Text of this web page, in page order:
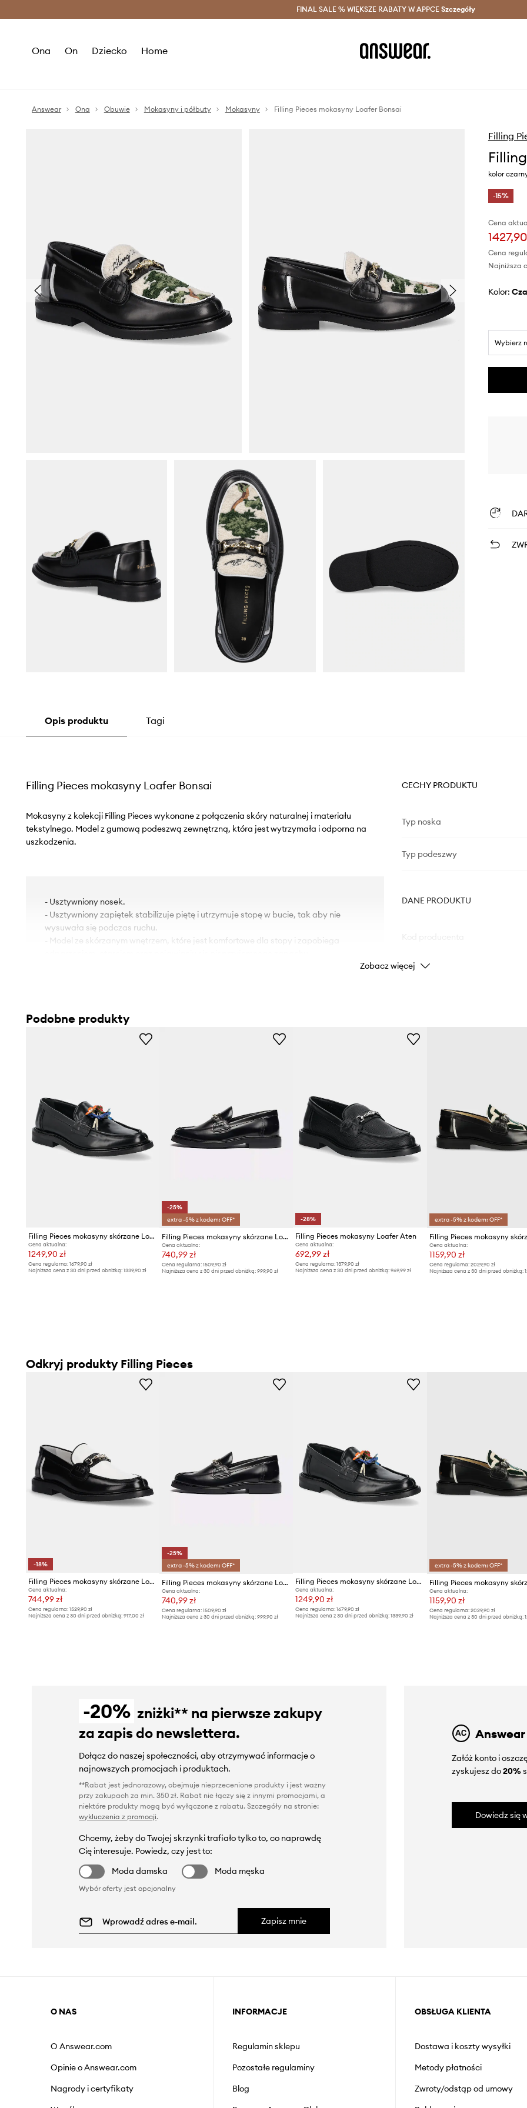
Oszczędzaj z Answear Club > Dostawa nawet w 24h >
FINAL SALE % WIĘKSZE RABATY W APPCE Szczegóły
Ona On Dziecko Home
Answear Ona Obuwie Mokasyny i półbuty Mokasyny Filling Pieces mokasyny Loafer Bonsai
Filling
kolor
-15%
Cena
Cena
Najniższa
Kolor:
Wybierz
Opis produktu Tagi
Filling Pieces mokasyny Loafer Bonsai
Mokasyny z kolekcji Filling Pieces wykonane z połączenia skóry naturalnej i materiału
tekstylnego. Model z gumową podeszwą zewnętrzną, która jest wytrzymała i odporna na
uszkodzenia.
- Usztywniony nosek.
- Usztywniony zapiętek stabilizuje piętę i utrzymuje stopę w bucie, tak aby nie
wysuwała się podczas ruchu.
- Model ze skórzanym wnętrzem, które jest komfortowe dla stopy i zapobiega
CECHY PRODUKTU
Typ noska
Typ podeszwy
DANE PRODUKTU
Kolor producenta
Marka
Zobacz więcej
Podobne produkty
Filling Pieces mokasyny skórzane Loafer Bouquet
Cena aktualna:
1249,90 zł
Cena regularna: 1679,90 zł
Najniższa cena z 30 dni przed obniżką: 1339,90 zł
-25%
extra -5% z kodem: OFF*
Filling Pieces mokasyny skórzane Loafer Polido
Cena aktualna:
740,99 zł
Cena regularna:1509,90 zł
Najniższa cena z 30 dni przed obniżką:999,90 zł
-28%
Filling Pieces mokasyny Loafer Aten
Cena aktualna:
692,99 zł
Cena regularna: 1379,90 zł
Najniższa cena z 30 dni przed obniżką: 969,99 zł
extra -5% z kodem: OFF*
Cena aktualna:
1159,90 zł
Cena regularna: 2029,90 zł
Najniższa cena z 30 dni przed obniżką:
Odkryj produkty Filling Pieces
-18%
Filling Pieces mokasyny skórzane Loafer Polido
Cena aktualna:
744,99 zł
Cena regularna: 1529,90 zł
Najniższa cena z 30 dni przed obniżką: 917,00 zł
-25%
extra -5% z kodem: OFF*
Filling Pieces mokasyny skórzane Loafer Polido
Cena aktualna:
740,99 zł
Cena regularna:1509,90 zł
Najniższa cena z 30 dni przed obniżką:999,90 zł
Filling Pieces mokasyny skórzane Loafer Bouquet
Cena aktualna:
1249,90 zł
Cena regularna: 1679,90 zł
Najniższa cena z 30 dni przed obniżką: 1339,90 zł
extra -5% z kodem: OFF*
Cena aktualna:
1159,90 zł
Cena regularna: 2029,90 zł
Najniższa cena z 30 dni przed obniżką:
-20% zniżki** na pierwsze zakupy
za zapis do newslettera.
Dołącz do naszej społeczności, aby otrzymywać informacje o
najnowszych promocjach i produktach.
**Rabat jest jednorazowy, obejmuje nieprzecenione produkty i jest ważny
przy zakupach za min. 350 zł. Rabat nie łączy się z innymi promocjami, a
niektóre produkty mogą być wyłączone z rabatu. Szczegóły na stronie:
wykluczenia z promocji.
Chcemy, żeby do Twojej skrzynki trafiało tylko to, co naprawdę
Cię interesuje. Powiedz, czy jest to:
Moda damska
Moda męska
Wybór oferty jest opcjonalny
Zapisz mnie
Załóż konto i
zyskujesz do20%
Dowiedz się
O NAS
O Answear.com
Opinie o Answear.com
Nagrody i certyfikaty
INFORMACJE
Regulamin sklepu
Pozostałe regulaminy
Blog
OBSŁUGA KLIENTA
Dostawa i koszty wysyłki
Metody płatności
Zwroty/odstąp od umowy